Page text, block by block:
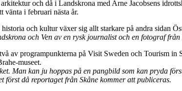
och då i Landskrona med Arne Jacobsens
vänta i februari nästa år.
och kultur växer sig allt starkare på andra sidan
och Ven av en rysk journalist och en fotograf
av programpunkterna på Visit Sweden och Tourism
museet.
Man kan ju hoppas på en pangbild som kan pryda
först då reportaget från Skåne kommer att publiceras.